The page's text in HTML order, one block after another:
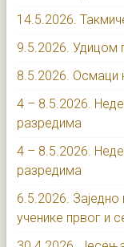
14.5.2026.
9.5.2026. Удицом
8.5.2026. Осмаци
4 – 8.5.2026.
разредима
4 – 8.5.2026.
разредима
6.5.2026.
ученике првог и